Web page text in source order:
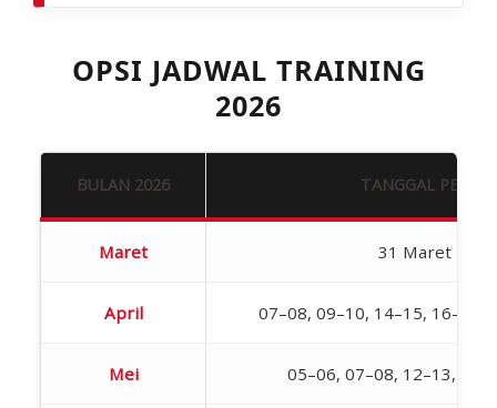
OPSI JADWAL TRAINING
2026
BULAN 2026 TANGGAL
Maret 31 Maret – 01
April 07–08, 09–10, 14–15, 16–17,
Mei 05–06, 07–08, 12–13,